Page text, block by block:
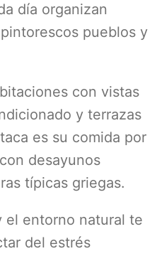
día organizan
pueblos y
con vistas
y terrazas
es su comida por
desayunos
típicas griegas.
el entorno natural te
del estrés